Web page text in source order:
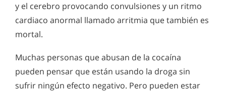
y el cerebro provocando convulsiones y un ritmo
cardiaco anormal llamado arritmia que también es
mortal.
Muchas personas que abusan de la cocaína
pueden pensar que están usando la droga sin
sufrir ningún efecto negativo. Pero pueden estar